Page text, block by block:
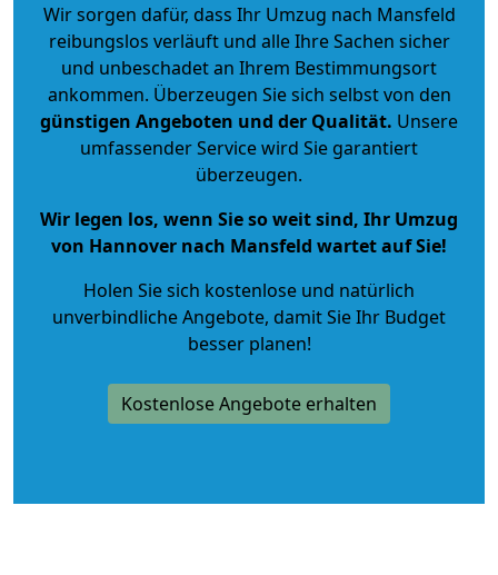
Wir sorgen dafür, dass Ihr Umzug nach Mansfeld
reibungslos verläuft und alle Ihre Sachen sicher
und unbeschadet an Ihrem Bestimmungsort
ankommen. Überzeugen Sie sich selbst von den
günstigen Angeboten und der Qualität. Unsere
umfassender Service wird Sie garantiert
überzeugen.
Wir legen los, wenn Sie so weit sind, Ihr Umzug
von Hannover nach Mansfeld wartet auf Sie!
Holen Sie sich kostenlose und natürlich
unverbindliche Angebote, damit Sie Ihr Budget
besser planen!
Kostenlose Angebote erhalten